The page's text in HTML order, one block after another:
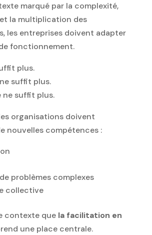
marqué par la complexité,
la multiplication des
les entreprises doivent adapter
fonctionnement.
plus.
suffit plus.
ne suffit plus.
organisations doivent
nouvelles compétences :
problèmes complexes
collective
contexte que la facilitation en
une place centrale.